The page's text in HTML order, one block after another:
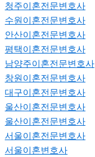
청주이혼전문변호사
수원이혼전문변호사
안산이혼전문변호사
평택이혼전문변호사
남양주이혼전문변호사
창원이혼전문변호사
대구이혼전문변호사
울산이혼전문변호사
울산이혼전문변호사
서울이혼전문변호사
서울이혼변호사